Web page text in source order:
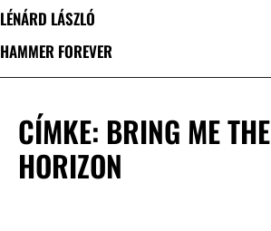
LÉNÁRD LÁSZLÓ
HAMMER FOREVER
CÍMKE: BRING ME THE
HORIZON